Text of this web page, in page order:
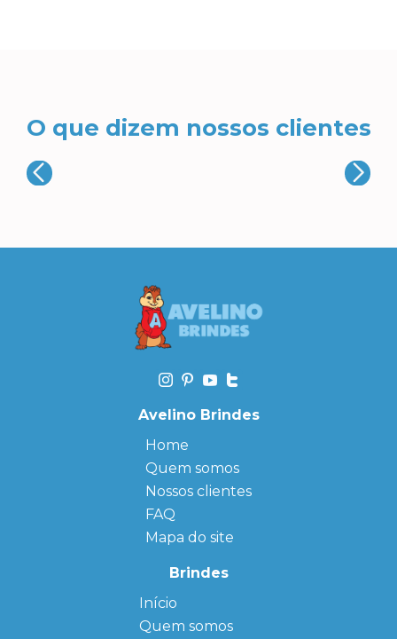
O que dizem nossos clientes
Avelino Brindes
Home
Quem somos
Nossos clientes
FAQ
Mapa do site
Brindes
Início
Quem somos
← Back
FAQ
← Back
Agendas